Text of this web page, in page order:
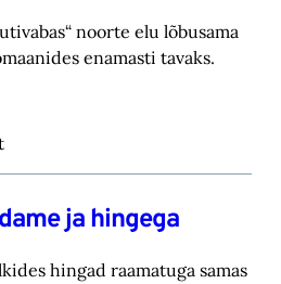
noorte elu lõbusama
ena‎masti tavaks.‎
ja hingega
hingad raamatuga samas